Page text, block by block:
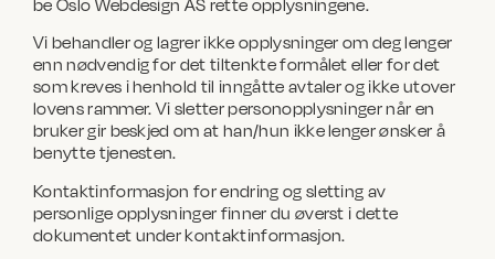
be Oslo Webdesign AS rette opplysningene.
Vi behandler og lagrer ikke opplysninger om deg lenger
enn nødvendig for det tiltenkte formålet eller for det
som kreves i henhold til inngåtte avtaler og ikke utover
lovens rammer. Vi sletter personopplysninger når en
bruker gir beskjed om at han/hun ikke lenger ønsker å
benytte tjenesten.
Kontaktinformasjon for endring og sletting av
personlige opplysninger finner du øverst i dette
dokumentet under kontaktinformasjon.